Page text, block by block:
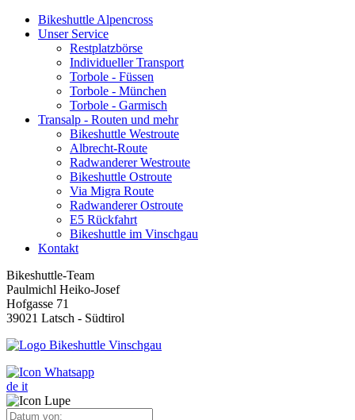
Bikeshuttle Alpencross
Unser Service
Restplatzbörse
Individueller Transport
Torbole - Füssen
Torbole - München
Torbole - Garmisch
Transalp - Routen und mehr
Bikeshuttle Westroute
Albrecht-Route
Radwanderer Westroute
Bikeshuttle Ostroute
Via Migra Route
Radwanderer Ostroute
E5 Rückfahrt
Bikeshuttle im Vinschgau
Kontakt
Bikeshuttle-Team
Paulmichl Heiko-Josef
Hofgasse 71
39021 Latsch - Südtirol
de it